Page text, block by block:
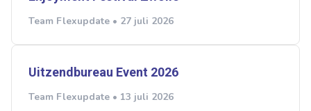
Team Flexupdate • 27 juli 2026
Uitzendbureau Event 2026
Team Flexupdate • 13 juli 2026